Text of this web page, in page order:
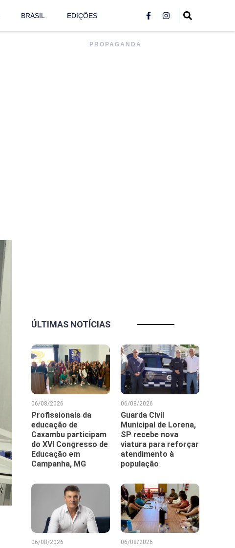
BRASIL EDIÇÕES
PROPAGANDA
ÚLTIMAS NOTÍCIAS
06/08/2026
Profissionais da
educação de
Caxambu participam
do XVI Congresso de
Educação em
Campanha, MG
06/08/2026
Guarda Civil
Municipal de Lorena,
SP recebe nova
viatura para reforçar
atendimento à
população
06/08/2026 06/08/2026